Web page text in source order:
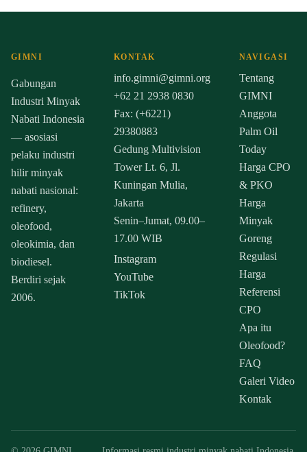
GIMNI
Gabungan
Industri Minyak
Nabati Indonesia
— asosiasi
pelaku industri
hilir minyak
nabati nasional:
refinery,
oleofood,
oleokimia, dan
biodiesel.
Berdiri sejak
2006.
KONTAK
info.gimni@gimni.org
+62 21 2938 0830
Fax: (+6221)
29380883
Gedung Multivision
Tower Lt. 6, Jl.
Kuningan Mulia,
Jakarta
Senin–Jumat, 09.00–
17.00 WIB
Instagram
YouTube
TikTok
NAVIGASI
Tentang
GIMNI
Anggota
Palm Oil
Today
Harga CPO
& PKO
Harga
Minyak
Goreng
Regulasi
Harga
Referensi
CPO
Apa itu
Oleofood?
FAQ
Galeri Video
Kontak